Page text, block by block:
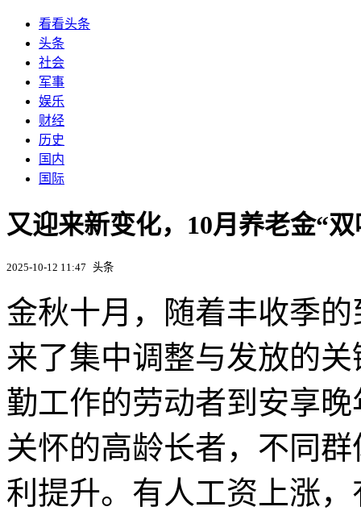
看看头条
头条
社会
军事
娱乐
财经
历史
国内
国际
又迎来新变化，10月养老金“
2025-10-12 11:47 头条
金秋十月，随着丰收季
来了集中调整与发放的
勤工作的劳动者到安享
关怀的高龄长者，不同
利提升。有人工资上涨